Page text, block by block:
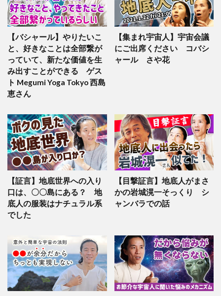
【バシャール】やりたいこ
と、好きなことは全部繋が
っていて、新たな価値を生
み出すことができる ゲス
ト Megumi Yoga Tokyo 西島
恵さん
【集まれ宇宙人】宇宙会議
にご出席ください コバシ
ャール さや花
【証言】地底世界への入り
口は、〇〇島にある？ 地
底人の服装はナチュラル系
でした
【目撃証言】地底人がまさ
かの岩城滉一そっくり シ
ャンバラでの話